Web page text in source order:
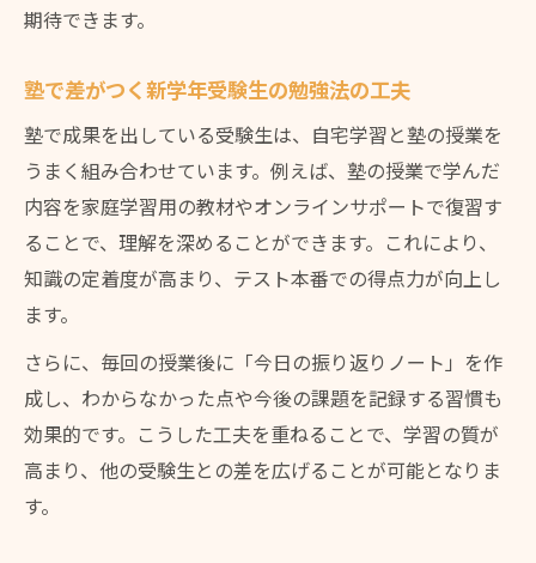
期待できます。
塾で差がつく新学年受験生の勉強法の工夫
塾で成果を出している受験生は、自宅学習と塾の授業を
うまく組み合わせています。例えば、塾の授業で学んだ
内容を家庭学習用の教材やオンラインサポートで復習す
ることで、理解を深めることができます。これにより、
知識の定着度が高まり、テスト本番での得点力が向上し
ます。
さらに、毎回の授業後に「今日の振り返りノート」を作
成し、わからなかった点や今後の課題を記録する習慣も
効果的です。こうした工夫を重ねることで、学習の質が
高まり、他の受験生との差を広げることが可能となりま
す。